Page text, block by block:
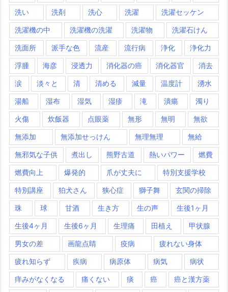
洗い 洗剤 洗心 洗濯 洗濯セッケン
洗濯機の中 洗濯機の洗濯 洗濯物 洗濯石けん
洗面所 派手な色 流産 流行病 浄化 浄化力
浮腫 海彦 浸透力 消化器の癌 消化器官 消去
涙 淡々と 清 清める 減量 温度計 湧水
湯船 湿布 湿気 湿疹 滝 潰瘍 濁り
火傷 炊飯器 点眼薬 無形 無明 無欲
無添加 無添加せっけん 無理無理 無給
無邪気な子供 煮出し 熊野古道 熱いパワー 燃費
燃費向上 爆発的 爪が丈夫に 特別支援学校
特別講座 狛犬さん 狭心症 獅子舞 玄関の掃除
珠 球 甘酒 生き方 生の声 生後1ヶ月
生後4ヶ月 生後6ヶ月 生理痛 田植え 甲状腺
男女の差 画龍点睛 疫病 疲れない身体
疲れ知らず 疾病 病原体 病気 病状
痒みがなくなる 痛くない 痰 癌 癌と漢方薬